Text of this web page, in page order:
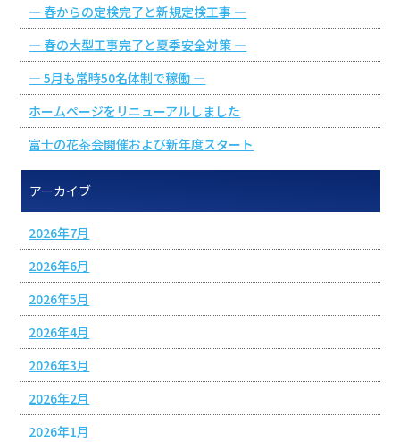
― 春からの定検完了と新規定検工事 ―
― 春の大型工事完了と夏季安全対策 ―
― 5月も常時50名体制で稼働 ―
ホームページをリニューアルしました
富士の花茶会開催および新年度スタート
アーカイブ
2026年7月
2026年6月
2026年5月
2026年4月
2026年3月
2026年2月
2026年1月